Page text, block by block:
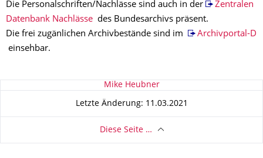
Die Personalschriften/Nachlässe sind auch in der
Zentralen
Datenbank Nachlässe des Bundesarchivs präsent.
Die frei zugänlichen Archivbestände sind im
Archivportal-D
einsehbar.
Zu dieser Seite Mike Heubner
Letzte Änderung: 11.03.2021
Diese Seite …